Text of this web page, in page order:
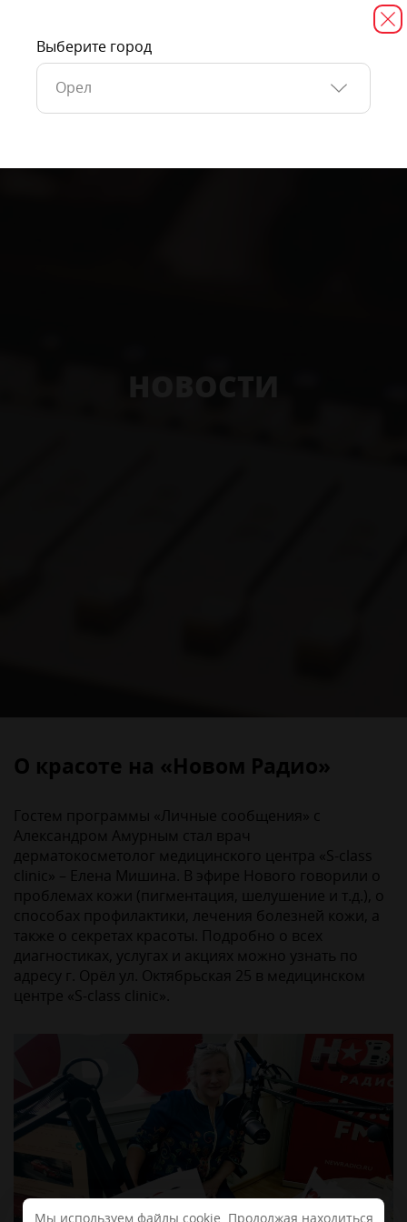
О красоте на «Новом Радио»
Гостем программы «Личные сообщения» с
Александром Амурным стал врач
дерматокосметолог медицинского центра «S-class
clinic» – Елена Мишина. В эфире Нового говорили о
проблемах кожи (пигментация, шелушение и т.д.), о
способах профилактики, лечения болезней кожи, а
также о секретах красоты. Подробно о всех
диагностиках, услугах и акциях можно узнать по
адресу г. Орёл ул. Октябрьская 25 в медицинском
центре «S-class clinic».
Мы используем файлы cookie. Продолжая находиться
Выберите город
Орел